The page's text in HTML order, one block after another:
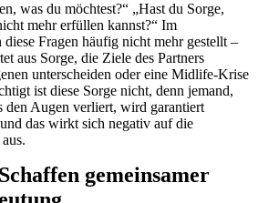
was du möchtest?“ „Hast du Sorge,
mehr erfüllen kannst?“ Im
Fragen häufig nicht mehr gestellt –
aus Sorge, die Ziele des Partners
unterscheiden oder eine Midlife-Krise
ist diese Sorge nicht, denn jemand,
den Augen verliert, wird garantiert
das wirkt sich negativ auf die
gemeinsamer